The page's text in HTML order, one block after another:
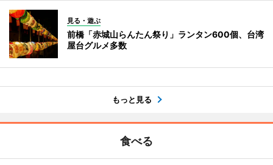
見る・遊ぶ
前橋「赤城山らんたん祭り」ランタン600個、台湾
屋台グルメ多数
もっと見る
食べる